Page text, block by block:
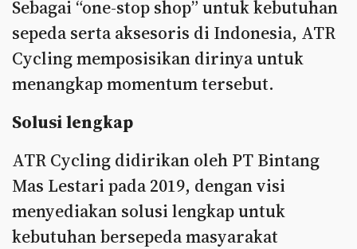
Sebagai “one-stop shop” untuk kebutuhan
sepeda serta aksesoris di Indonesia, ATR
Cycling memposisikan dirinya untuk
menangkap momentum tersebut.
Solusi lengkap
ATR Cycling didirikan oleh PT Bintang
Mas Lestari pada 2019, dengan visi
menyediakan solusi lengkap untuk
kebutuhan bersepeda masyarakat